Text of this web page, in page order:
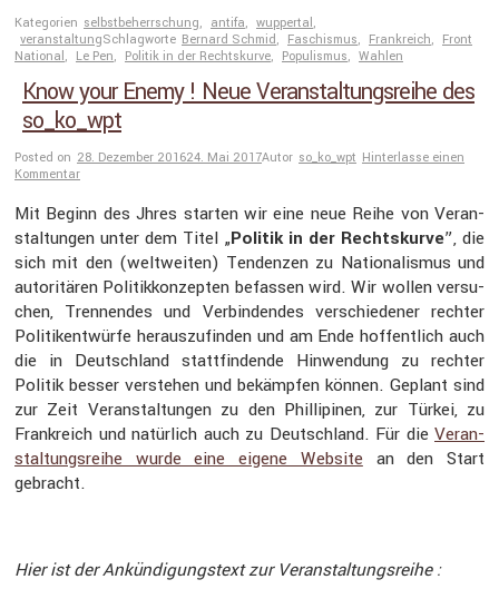
WhatsApp
Kategorien selbstbeherrschung, antifa, wuppertal,
veranstaltungSchlagworte Bernard Schmid, Faschismus, Frankreich, Front
National, Le Pen, Politik in der Rechtskurve, Populismus, Wahlen
Know your Enemy ! Neue Veranstaltungsreihe des
so_ko_wpt
Posted on 28. Dezember 201624. Mai 2017Autor so_ko_wpt Hinterlasse einen
Kommentar
Mit Beginn des Jhres starten wir eine neue Reihe von Veran­
stal­tungen unter dem Titel „Politik in der Rechts­kurve”, die
sich mit den (weltweiten) Tendenzen zu Natio­na­lismus und
autori­tären Politik­kon­zepten befassen wird. Wir wollen versu­
chen, Trennendes und Verbin­dendes verschie­dener rechter
Politi­kent­würfe heraus­zu­finden und am Ende hoffent­lich auch
die in Deutsch­land statt­fin­dende Hinwen­dung zu rechter
Politik besser verstehen und bekämpfen können. Geplant sind
zur Zeit Veran­stal­tungen zu den Philli­pinen, zur Türkei, zu
Frank­reich und natür­lich auch zu Deutsch­land. Für die Veran­
stal­tungs­reihe wurde eine eigene Websitean den Start
gebracht.
Hier ist der Ankün­di­gungs­text zur Veran­stal­tungs­reihe :